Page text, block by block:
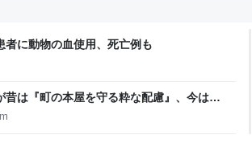
に動物の血使用、死亡例も
昔は『町の本屋を守る粋な配慮』、今は
INVISIBLE Dojo. ーQUIET &